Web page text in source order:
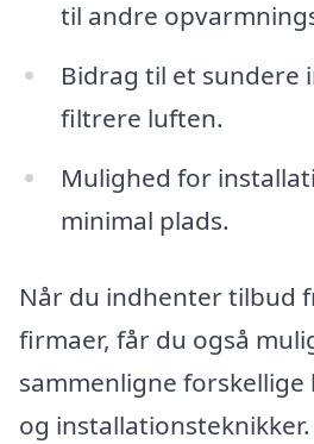
til andre
Bidrag til et sundere
filtrere luften.
Mulighed for
minimal plads.
Når du indhenter tilbud
firmaer, får du også
sammenligne
og